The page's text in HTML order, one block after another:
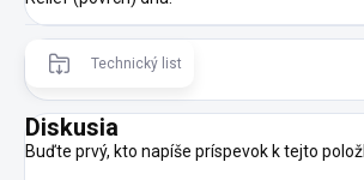
Technický list
Diskusia
Buďte prvý, kto napíše príspevok k tejto